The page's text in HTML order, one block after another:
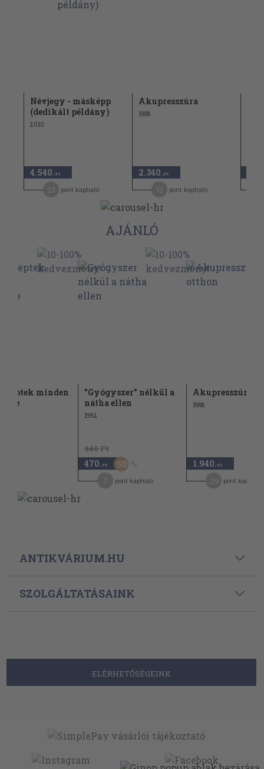
Névjegy - másképp
(dedikált példány)
2010
4.540 ,-Ft
pont kapható
Akupresszúra
1988
2.340 ,-Ft
pont kapható
AJÁNLÓ
minden
"Gyógyszer" nélkül a
nátha ellen
1992
940 Ft
470 ,-Ft 50
pont kapható
Akupresszúra
1988
1.940 ,-Ft
pont kapható
ANTIKVÁRIUM.HU
SZOLGÁLTATÁSAINK
ELÉRHETŐSÉGEINK